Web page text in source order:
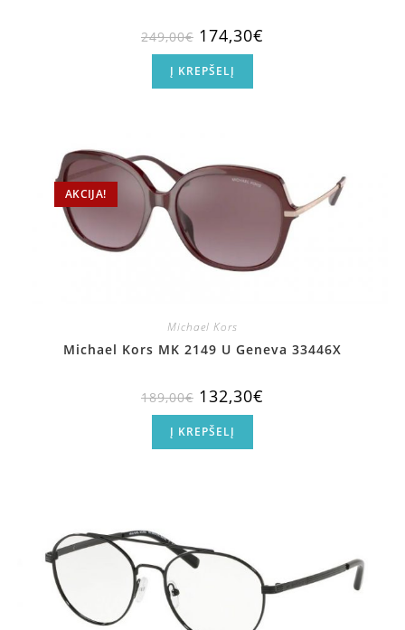
249,00€ 174,30€
Į KREPŠELĮ
AKCIJA!
Michael Kors
Michael Kors MK 2149 U Geneva 33446X
189,00€ 132,30€
Į KREPŠELĮ